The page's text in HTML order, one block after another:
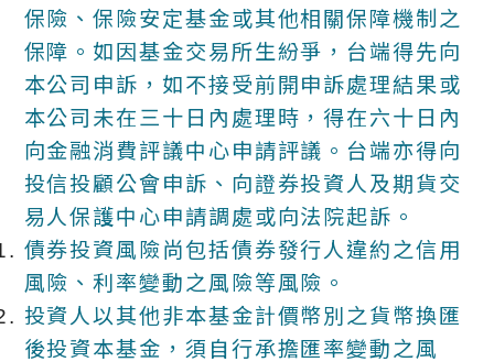
保險、保險安定基金或其他相關保障機制之
保障。如因基金交易所生紛爭，台端得先向
本公司申訴，如不接受前開申訴處理結果或
本公司未在三十日內處理時，得在六十日內
向金融消費評議中心申請評議。台端亦得向
投信投顧公會申訴、向證券投資人及期貨交
易人保護中心申請調處或向法院起訴。
債券投資風險尚包括債券發行人違約之信用
風險、利率變動之風險等風險。
投資人以其他非本基金計價幣別之貨幣換匯
後投資本基金，須自行承擔匯率變動之風